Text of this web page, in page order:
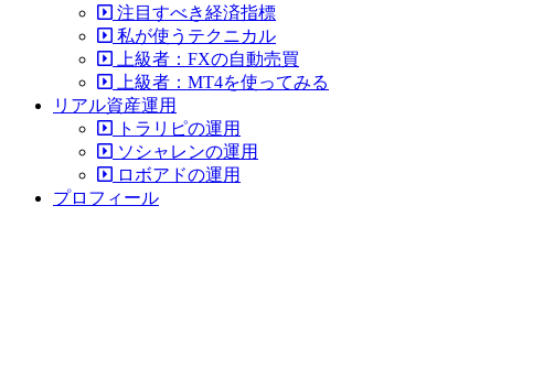
注目すべき経済指標
私が使うテクニカル
上級者：FXの自動売買
上級者：MT4を使ってみる
リアル資産運用
トラリピの運用
ソシャレンの運用
ロボアドの運用
プロフィール